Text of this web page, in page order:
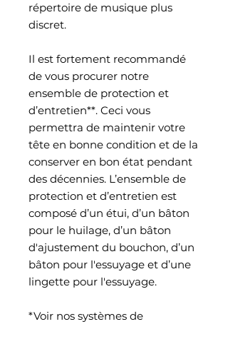
répertoire de musique plus
discret.
Il est fortement recommandé
de vous procurer notre
ensemble de protection et
d’entretien**. Ceci vous
permettra de maintenir votre
tête en bonne condition et de la
conserver en bon état pendant
des décennies. L’ensemble de
protection et d’entretien est
composé d’un étui, d’un bâton
pour le huilage, d’un bâton
d'ajustement du bouchon, d’un
bâton pour l'essuyage et d’une
lingette pour l'essuyage.
*Voir nos systèmes de